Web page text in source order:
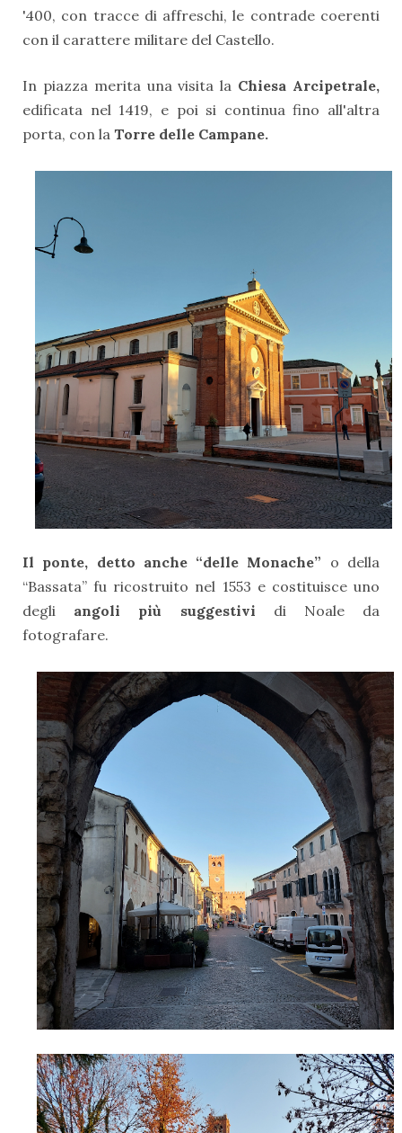
'400, con tracce di affreschi, le contrade coerenti
con il carattere militare del Castello.
In piazza merita una visita la Chiesa Arcipetrale,
edificata nel 1419, e poi si continua fino all'altra
porta, con la Torre delle Campane.
Il ponte, detto anche “delle Monache” o della
“Bassata” fu ricostruito nel 1553 e costituisce uno
degli angoli più suggestivi di Noale da
fotografare.